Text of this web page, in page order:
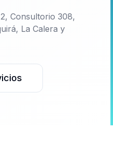
Consultorio 308,
La Calera y